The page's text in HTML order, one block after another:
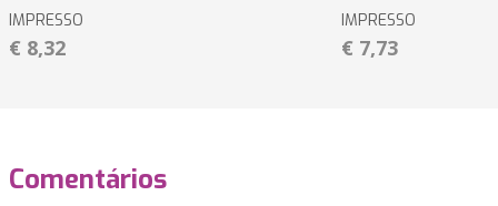
IMPRESSO
€ 8,32
IMPRESSO
€ 7,73
Comentários